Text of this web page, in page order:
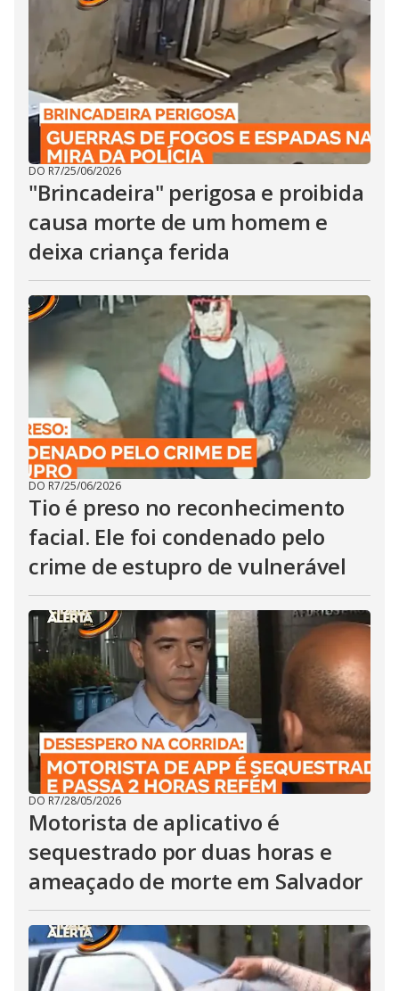
DO R7/25/06/2026
"Brincadeira" perigosa e proibida
causa morte de um homem e
deixa criança ferida
DO R7/25/06/2026
Tio é preso no reconhecimento
facial. Ele foi condenado pelo
crime de estupro de vulnerável
DO R7/28/05/2026
Motorista de aplicativo é
sequestrado por duas horas e
ameaçado de morte em Salvador